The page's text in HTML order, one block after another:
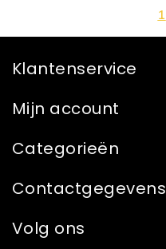
1
Klantenservice
Mijn account
Categorieën
Contactgegevens
Volg ons